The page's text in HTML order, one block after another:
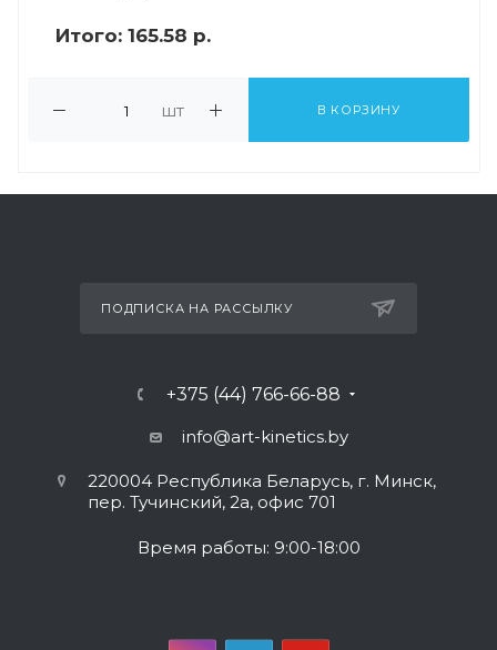
Итого: 165.58 р.
шт В КОРЗИНУ
ПОДПИСКА НА РАССЫЛКУ
+375 (44) 766-66-88
info@art-kinetics.by
220004 Республика Беларусь, г. Минск,
пер. Тучинский, 2а, офис 701
Время работы: 9:00-18:00